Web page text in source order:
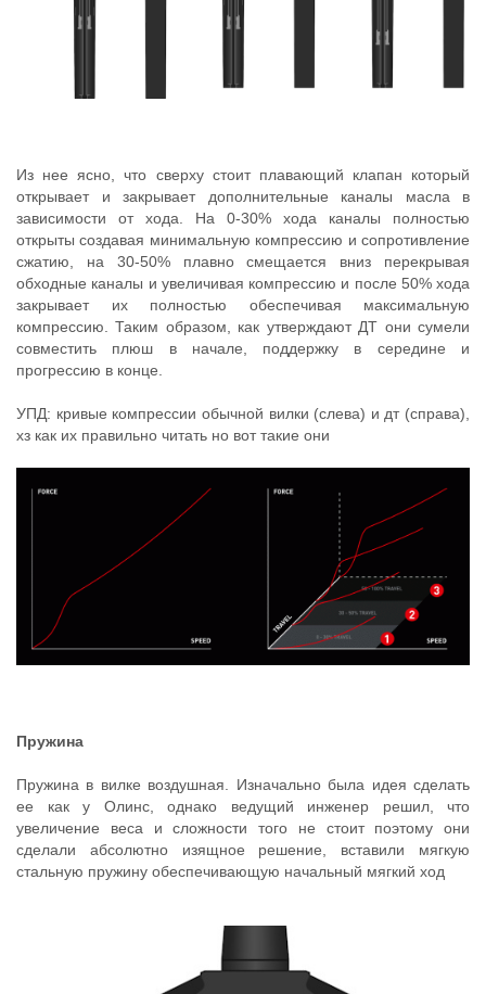
Из нее ясно, что сверху стоит плавающий клапан который
открывает и закрывает дополнительные каналы масла в
зависимости от хода. На 0-30% хода каналы полностью
открыты создавая минимальную компрессию и сопротивление
сжатию, на 30-50% плавно смещается вниз перекрывая
обходные каналы и увеличивая компрессию и после 50% хода
закрывает их полностью обеспечивая максимальную
компрессию. Таким образом, как утверждают ДТ они сумели
совместить плюш в начале, поддержку в середине и
прогрессию в конце.
УПД: кривые компрессии обычной вилки (слева) и дт (справа),
хз как их правильно читать но вот такие они
Пружина
Пружина в вилке воздушная. Изначально была идея сделать
ее как у Олинс, однако ведущий инженер решил, что
увеличение веса и сложности того не стоит поэтому они
сделали абсолютно изящное решение, вставили мягкую
стальную пружину обеспечивающую начальный мягкий ход